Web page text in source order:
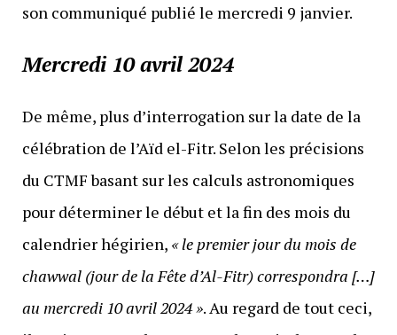
son communiqué publié le mercredi 9 janvier.
Mercredi 10 avril 2024
De même, plus d’interrogation sur la date de la
célébration de l’Aïd el-Fitr. Selon les précisions
du CTMF basant sur les calculs astronomiques
pour déterminer le début et la fin des mois du
calendrier hégirien, « le premier jour du mois de
chawwal (jour de la Fête d’Al-Fitr) correspondra […]
au mercredi 10 avril 2024 ». Au regard de tout ceci,